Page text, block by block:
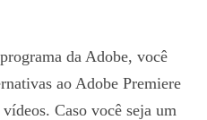
da Adobe, você
ao Adobe Premiere
Caso você seja um